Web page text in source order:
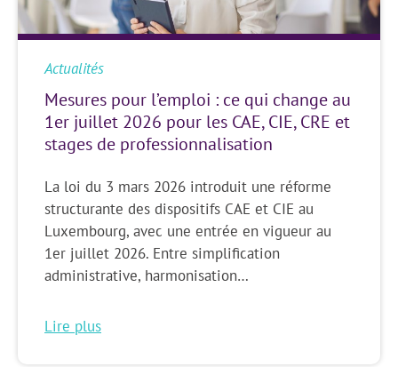
Actualités
Mesures pour l’emploi : ce qui change au
1er juillet 2026 pour les CAE, CIE, CRE et
stages de professionnalisation
La loi du 3 mars 2026 introduit une réforme
structurante des dispositifs CAE et CIE au
Luxembourg, avec une entrée en vigueur au
1er juillet 2026. Entre simplification
administrative, harmonisation…
Lire plus